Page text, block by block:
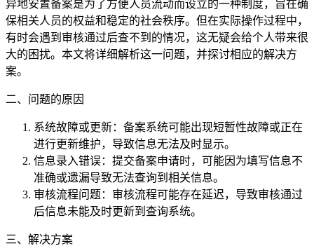
异地安置备案是为了方便人员流动而设立的一种制度，旨在确
保相关人员的权益和稳定的社会秩序。但在实际操作过程中，
有时会遇到审核通过后查不到的情况，这无疑会给个人带来很
大的困扰。本文将详细解析这一问题，并探讨相应的解决方
案。
二、问题的原因
系统故障或更新：备案系统可能出现短暂性故障或正在
进行更新维护，导致信息无法及时显示。
信息录入错误：提交备案申请时，可能因为填写信息不
准确或遗漏导致无法查询到相关信息。
审核流程问题：审核流程可能存在延迟，导致审核通过
后信息未能及时更新到查询系统。
三、解决方案